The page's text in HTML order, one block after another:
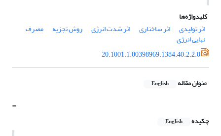
کلیدواژه‌ها
اثر تولیدی
اثر ساختاری اثر شدت انرژی روش تجزیه مصرف
نهایی انرژی
20.1001.1.00398969.1384.40.2.2.0
عنوان مقاله English
-
چکیده English